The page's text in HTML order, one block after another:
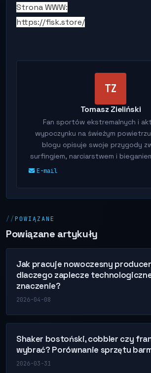
Strona WWW:
https://fisk.store/
TZ
Tomasz Zieliński
Fan sportów ekstremalnych i
wypoczynku na świeżym
blogu opisuje swoje przygody
surfingiem, narciarstwem i
E-mail
POWIĄZANE
Powiązane artykuły
Jak pracuje nowoczesny
dlaczego zaplecze
znaczenie?
2026-04-08
Shaker bostoński, cobbler czy
wybrać? Porównanie sprzętu
2026-03-31